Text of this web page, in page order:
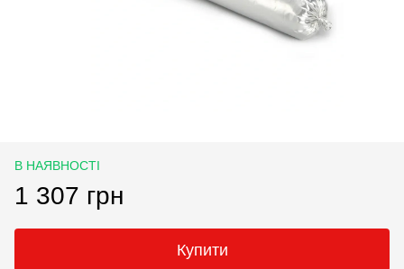
В НАЯВНОСТІ
1 307 грн
Купити